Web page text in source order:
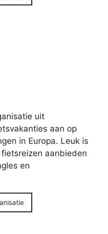
uit
aan op
in Europa. Leuk is
aanbieden
en